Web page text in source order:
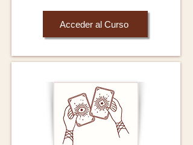
Acceder al Curso